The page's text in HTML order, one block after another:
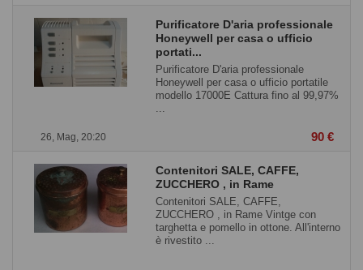
26, Mag, 20:20
Purificatore D'aria professionale
Honeywell per casa o ufficio
portati...
Purificatore D'aria professionale
Honeywell per casa o ufficio portatile
modello 17000E Cattura fino al 99,97%
...
90 €
Contenitori SALE, CAFFE,
ZUCCHERO , in Rame
Contenitori SALE, CAFFE,
ZUCCHERO , in Rame Vintge con
targhetta e pomello in ottone. All'interno
è rivestito ...